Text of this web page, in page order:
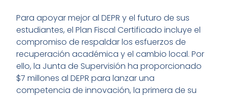
Para apoyar mejor al DEPR y el futuro de sus
estudiantes, el Plan Fiscal Certificado incluye el
compromiso de respaldar los esfuerzos de
recuperación académica y el cambio local. Por
ello, la Junta de Supervisión ha proporcionado
$7 millones al DEPR para lanzar una
competencia de innovación, la primera de su